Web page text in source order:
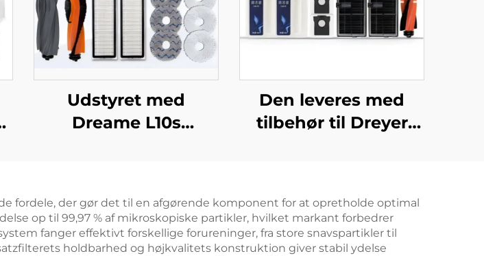
Udstyret med
Dreame L10s
støvposer og
forbrugsvarer,
Den leveres med
tilbehør til Dreyer
støvpose og
rengøringsvæske
fordele, der gør det til en afgørende komponent for at opretholde optimal
op til 99,97 % af mikroskopiske partikler, hvilket markant forbedrer
fanger effektivt forskellige forureninger, fra store snavspartikler til
holdbarhed og højkvalitets konstruktion giver stabil ydelse